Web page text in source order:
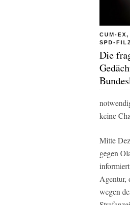
CUM-
SPD-
Die
keine
Mitte
gegen
Agentur,
wegen